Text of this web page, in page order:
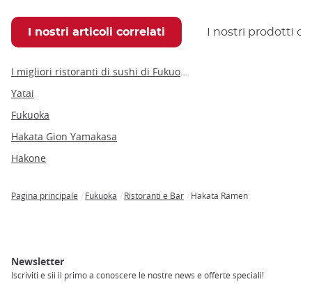
I nostri articoli correlati I nostri prodotti
Yatai
Fukuoka
Hakata Gion Yamakasa
Hakone
Pagina principale Fukuoka Ristoranti e Bar Hakata Ramen
Newsletter
Iscriviti e sii il primo a conoscere le nostre news e offerte speciali!